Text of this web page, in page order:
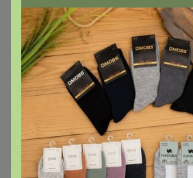
Promo 10 мл золотой
43,9р
Специальный тариф
Для вас выдача заказа
В наличии!
Уже находится у организатора